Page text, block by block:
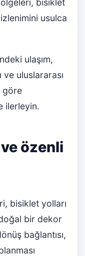
bisiklet
usulca
ulaşım,
ve uluslararası
göre
ilerleyin.
özenli
bisiklet yolları
bir dekor
bağlantısı,